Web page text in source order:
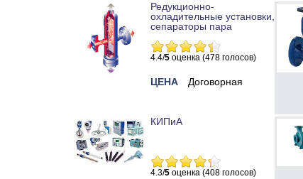
Редукционно-
охладительные установки,
сепараторы пара
4.4/5 оценка (478 голосов)
ЦЕНА Договорная
КИПиА
4.3/5 оценка (408 голосов)